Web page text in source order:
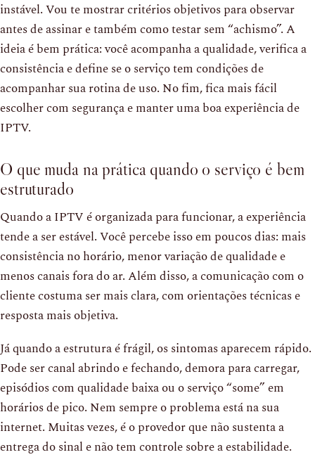
instável. Vou te mostrar critérios objetivos para observar
antes de assinar e também como testar sem “achismo”. A
ideia é bem prática: você acompanha a qualidade, verifica a
consistência e define se o serviço tem condições de
acompanhar sua rotina de uso. No fim, fica mais fácil
escolher com segurança e manter uma boa experiência de
IPTV.
O que muda na prática quando o serviço é bem
estruturado
Quando a IPTV é organizada para funcionar, a experiência
tende a ser estável. Você percebe isso em poucos dias: mais
consistência no horário, menor variação de qualidade e
menos canais fora do ar. Além disso, a comunicação com o
cliente costuma ser mais clara, com orientações técnicas e
resposta mais objetiva.
Já quando a estrutura é frágil, os sintomas aparecem rápido.
Pode ser canal abrindo e fechando, demora para carregar,
episódios com qualidade baixa ou o serviço “some” em
horários de pico. Nem sempre o problema está na sua
internet. Muitas vezes, é o provedor que não sustenta a
entrega do sinal e não tem controle sobre a estabilidade.